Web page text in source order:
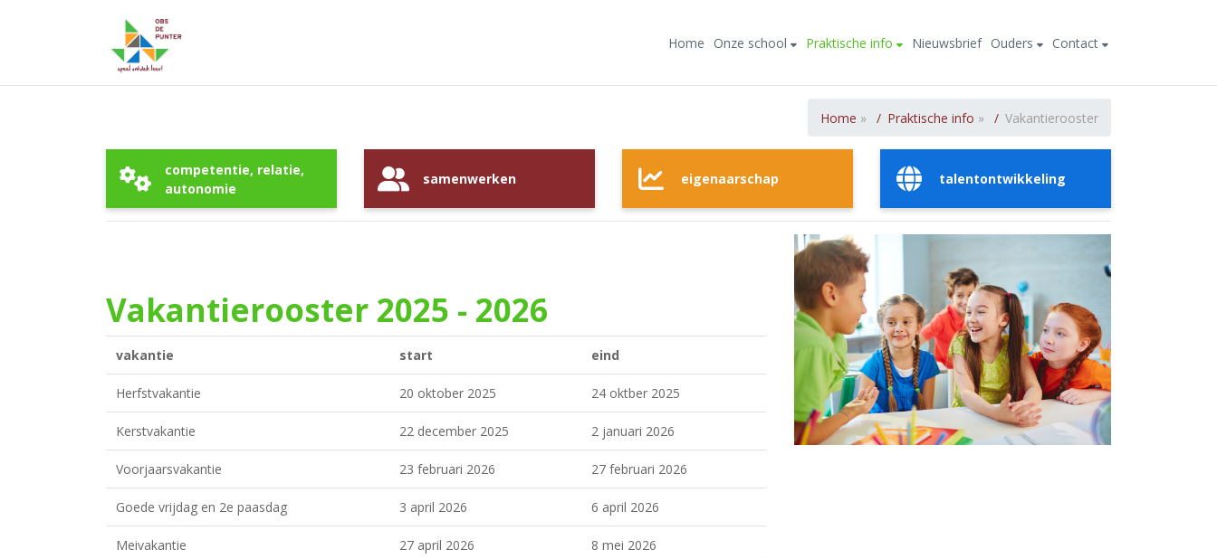
Home Onze school Praktische info Nieuwsbrief Ouders Contact
Home » Praktische info » Vakantierooster
competentie, relatie,
autonomie
samenwerken eigenaarschap talentontwikkeling
Vakantierooster 2025 - 2026
vakantie start eind
Herfstvakantie 20 oktober 2025 24 oktber 2025
Kerstvakantie 22 december 2025 2 januari 2026
Voorjaarsvakantie 23 februari 2026 27 februari 2026
Goede vrijdag en 2e paasdag 3 april 2026 6 april 2026
Meivakantie 27 april 2026 8 mei 2026